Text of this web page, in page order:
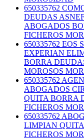
650335762
DEUDAS
ABOGADOS
FICHEROS
650335762 EOS
EXPERIAN
BORRA
MOROSOS
650335762
ABOGADOS
QUITA BORRA
FICHEROS
650335762
LIMPIAN
FICHEROS